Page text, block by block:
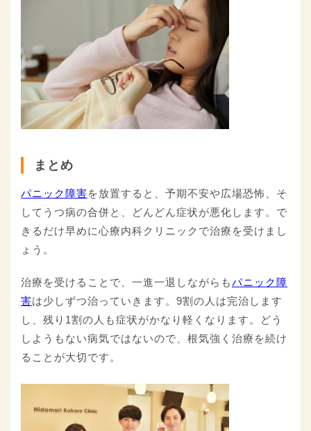
まとめ
パニック障害を放置すると、予期不安や広場恐怖、そ
してうつ病の合併と、どんどん症状が悪化します。で
きるだけ早めに心療内科クリニックで治療を受けまし
ょう。
治療を受けることで、一進一退しながらもパニック障
害は少しずつ治っていきます。9割の人は完治します
し、残り1割の人も症状がかなり軽くなります。どう
しようもない病気ではないので、根気強く治療を続け
ることが大切です。